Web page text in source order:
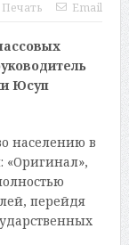
Печать
Email
Юсуп
населению в
«Оригинал»,
перейдя